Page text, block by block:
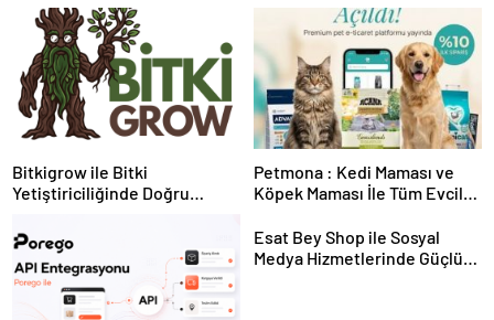
Bitkigrow ile Bitki
Yetiştiriciliğinde Doğru
Petmona : Kedi Maması ve
Köpek Maması İle Tüm Evcil
Esat Bey Shop ile Sosyal
Medya Hizmetlerinde Güçlü